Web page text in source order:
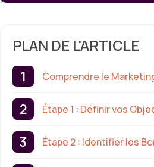
PLAN DE L'ARTICLE
Comprendre le
Étape 1 : Définir vos
Étape 2 : Identifier les